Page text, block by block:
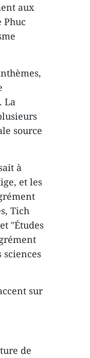
aux
Phuc
La
source
à
et les
Tich
"Études
sur
de